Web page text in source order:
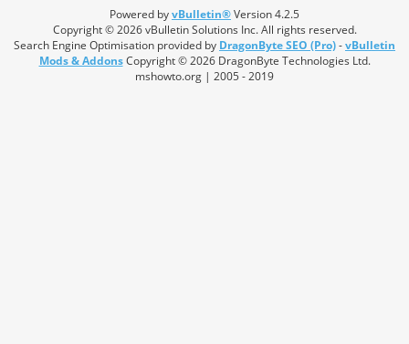
Powered byvBulletin®Version 4.2.5
Copyright © 2026 vBulletin Solutions Inc. All rights reserved.
Search Engine Optimisation provided by DragonByte SEO (Pro)-vBulletin
Mods & AddonsCopyright © 2026 DragonByte Technologies Ltd.
mshowto.org | 2005 - 2019